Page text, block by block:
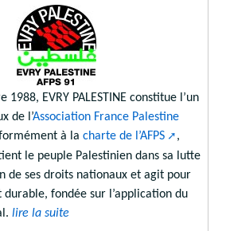
1988, EVRY PALESTINE constitue l’un
de l’Association France Palestine
à la charte de l’AFPS
,
le peuple Palestinien dans sa lutte
de ses droits nationaux et agit pour
fondée sur l’application du
lire la suite